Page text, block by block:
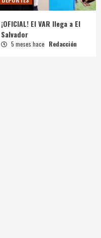
¡OFICIAL! El VAR llega a El
Salvador
5 meses hace Redacción